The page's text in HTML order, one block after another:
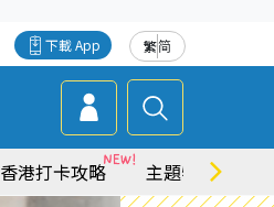
繁简
下載 App
香港打卡攻略 主題特集